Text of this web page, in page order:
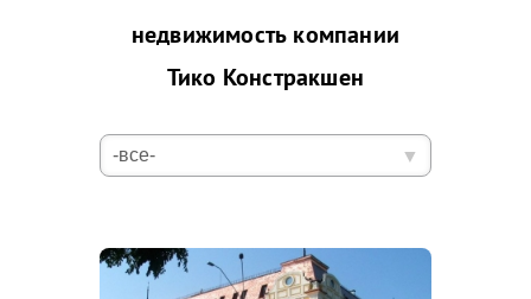
недвижимость компании
Тико Констракшен